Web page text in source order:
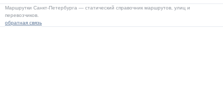
Маршрутки Санкт-Петербурга — статический справочник маршрутов, улиц и
перевозчиков.
обратная связь